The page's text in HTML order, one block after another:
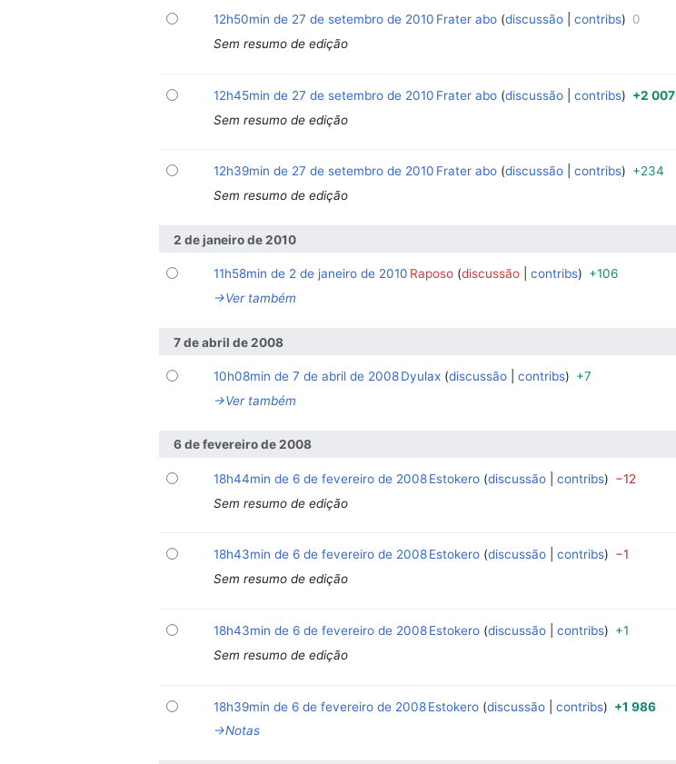
12h50min de 27 de setembro de 2010 Frater abo discussão contribs
0
Sem resumo de edição
12h45min de 27 de setembro de 2010 Frater abo discussão contribs
+2 007
Sem resumo de edição
12h39min de 27 de setembro de 2010 Frater abo discussão contribs
+234
Sem resumo de edição
2 de janeiro de 2010
11h58min de 2 de janeiro de 2010 Raposo discussão contribs
+106
→‎Ver também
7 de abril de 2008
10h08min de 7 de abril de 2008Dyulax discussão contribs
+7
→‎Ver também
6 de fevereiro de 2008
18h44min de 6 de fevereiro de 2008Estokero discussão contribs
−12
Sem resumo de edição
18h43min de 6 de fevereiro de 2008Estokero discussão contribs
−1
Sem resumo de edição
18h43min de 6 de fevereiro de 2008Estokero discussão contribs
+1
Sem resumo de edição
18h39min de 6 de fevereiro de 2008Estokero discussão contribs
+1 986
→‎Notas